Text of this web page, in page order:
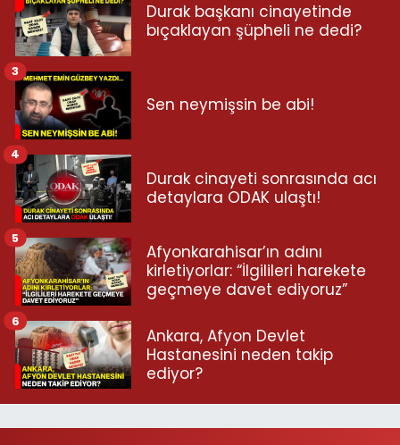
Durak başkanı cinayetinde
bıçaklayan şüpheli ne dedi?
Sen neymişsin be abi!
3
Durak cinayeti sonrasında acı
detaylara ODAK ulaştı!
4
Afyonkarahisar’ın adını
kirletiyorlar: “İlgilileri harekete
geçmeye davet ediyoruz”
5
Ankara, Afyon Devlet
Hastanesini neden takip
ediyor?
6